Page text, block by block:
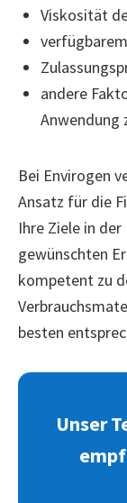
Viskosität
andere
Anwendung
Bei Envirogen
Ansatz für die
Ihre Ziele in der
gewünschten
kompetent zu
besten
Unser